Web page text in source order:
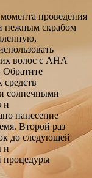
проведения
нежным скрабом
волос с AHA
Обратите
солнечными
и
нанесение
Второй раз
до следующей
и
процедуры